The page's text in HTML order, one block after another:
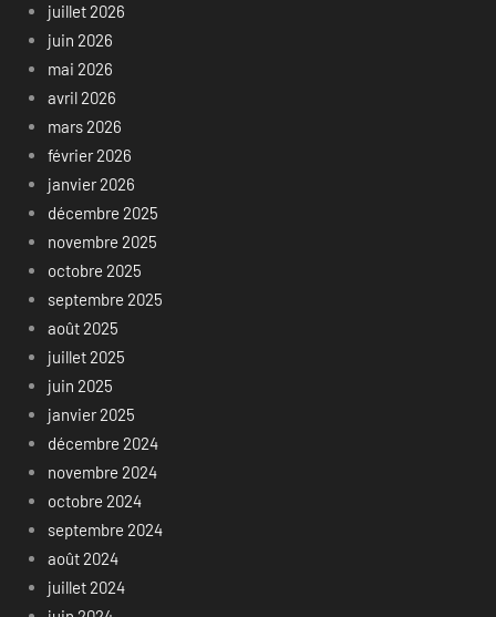
juillet 2026
juin 2026
mai 2026
avril 2026
mars 2026
février 2026
janvier 2026
décembre 2025
novembre 2025
octobre 2025
septembre 2025
août 2025
juillet 2025
juin 2025
janvier 2025
décembre 2024
novembre 2024
octobre 2024
septembre 2024
août 2024
juillet 2024